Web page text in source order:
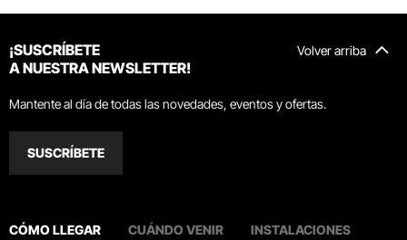
Volver arriba
¡SUSCRÍBETE
A NUESTRA NEWSLETTER!
Mantente al día de todas las novedades, eventos y ofertas.
SUSCRÍBETE
CÓMO LLEGAR CUÁNDO VENIR INSTALACIONES